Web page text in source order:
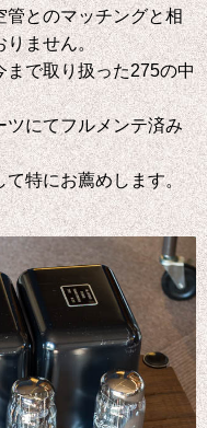
とのマッチングと相
りません。
まで取り扱った275の中
ツにてフルメンテ済み
て特にお薦めします。